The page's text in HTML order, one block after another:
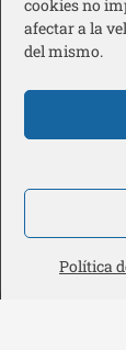
cookies no
afectar a la
del mismo.
Política